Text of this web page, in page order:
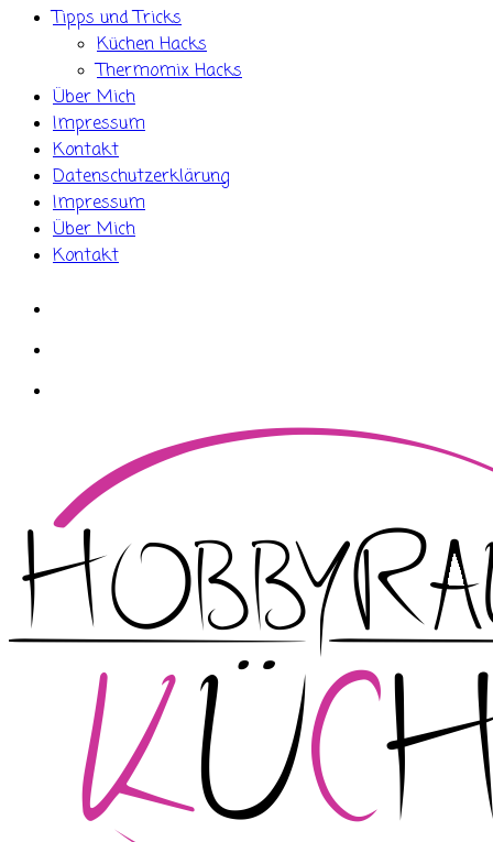
Tipps und Tricks
Küchen Hacks
Thermomix Hacks
Über Mich
Impressum
Kontakt
Datenschutzerklärung
Impressum
Über Mich
Kontakt